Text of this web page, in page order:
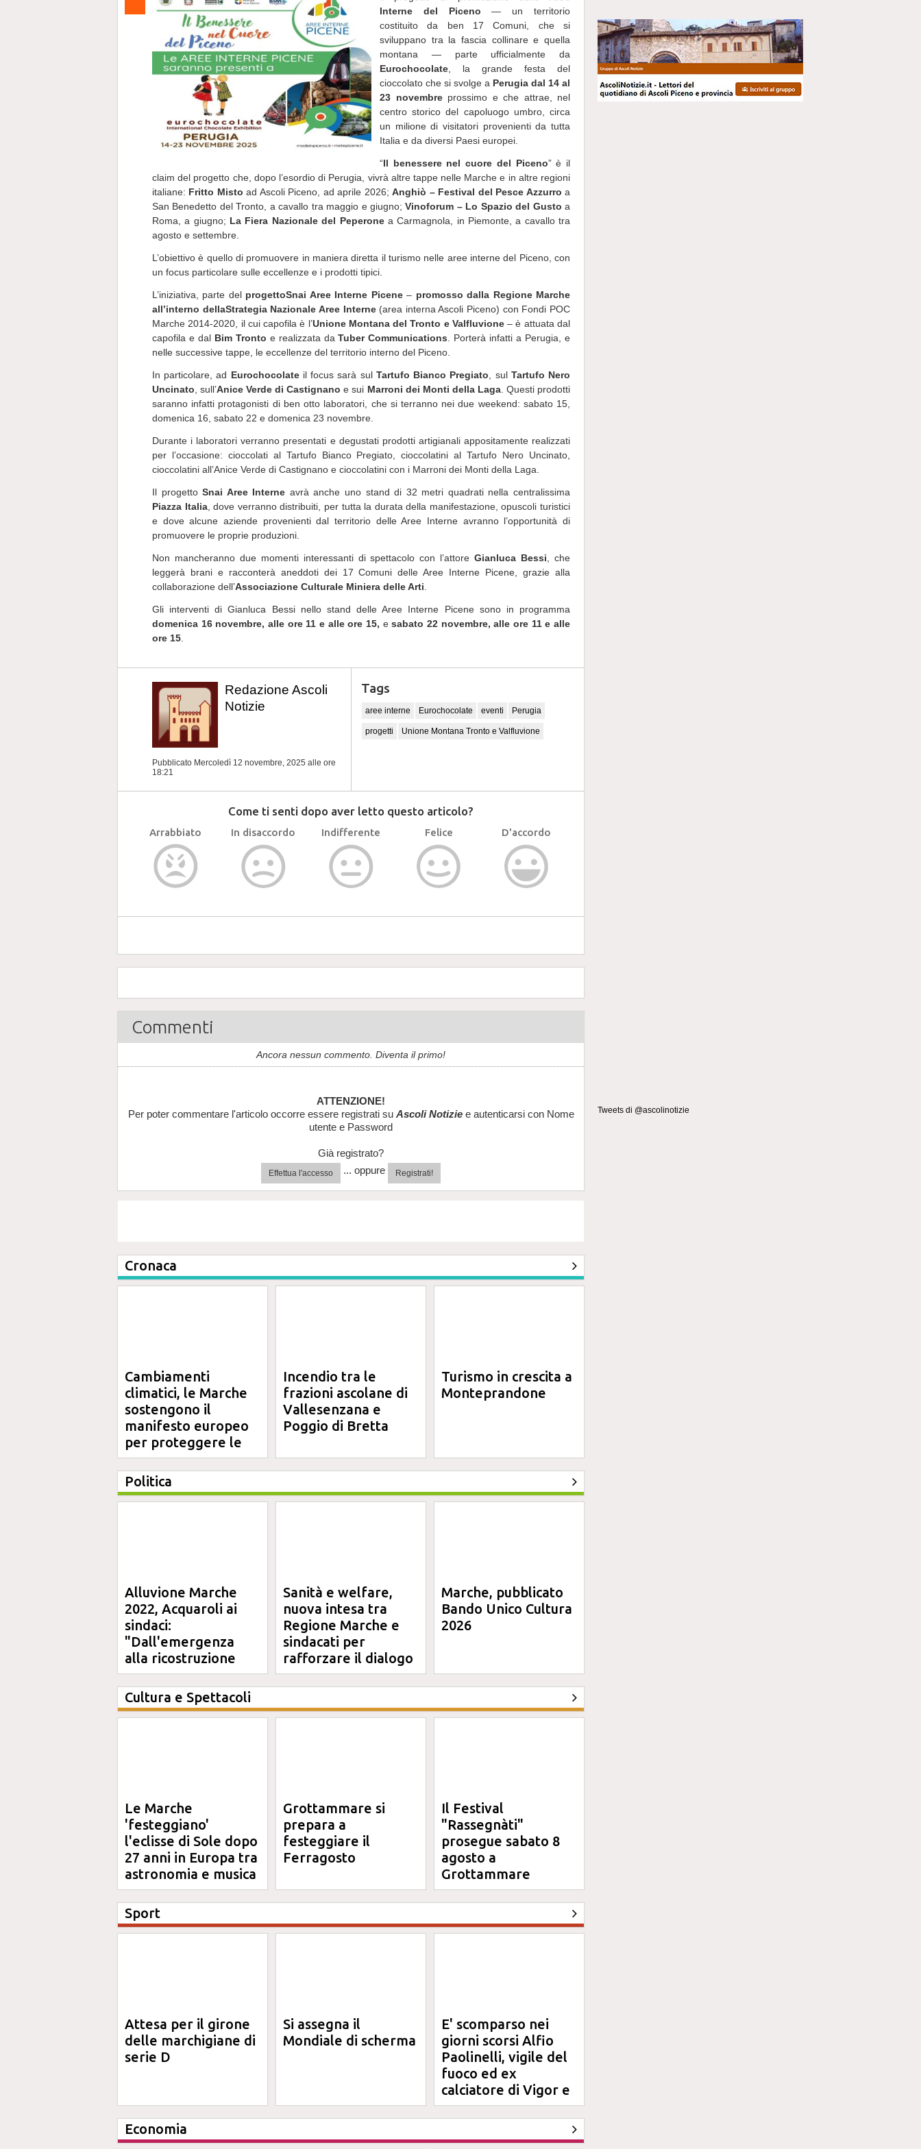
Interne del Piceno — un territorio
costituito da ben 17 Comuni, che si
sviluppano tra la fascia collinare e quella
montana — parte ufficialmente da
Eurochocolate , la grande festa del
cioccolato che si svolge a Perugia dal 14 al
23 novembreprossimo e che attrae, nel
centro storico del capoluogo umbro, circa
un milione di visitatori provenienti da tutta
Italia e da diversi Paesi europei.
“Il benessere nel cuore del Piceno” è il
claim del progetto che, dopo l’esordio di Perugia, vivrà altre tappe nelle Marche e in altre regioni
italiane: Fritto Misto ad Ascoli Piceno, ad aprile 2026;Anghiò – Festival del Pesce Azzurro a
San Benedetto del Tronto, a cavallo tra maggio e giugno;Vinoforum – Lo Spazio del Gusto a
Roma, a giugno; La Fiera Nazionale del Peperonea Carmagnola, in Piemonte, a cavallo tra
agosto e settembre.
L’obiettivo è quello di promuovere in maniera diretta il turismo nelle aree interne del Piceno, con
un focus particolare sulle eccellenze e i prodotti tipici.
L’iniziativa, parte del progettoSnai Aree Interne Picene– promosso dalla Regione Marche
all’interno dellaStrategia Nazionale Aree Interne(area interna Ascoli Piceno) con Fondi POC
Marche 2014-2020, il cui capofila è l’Unione Montana del Tronto e Valfluvione– è attuata dal
capofila e dal Bim Tronto e realizzata daTuber Communications . Porterà infatti a Perugia, e
nelle successive tappe, le eccellenze del territorio interno del Piceno.
In particolare, ad Eurochocolateil focus sarà sul Tartufo Bianco Pregiato , sul Tartufo Nero
Uncinato , sull’Anice Verde di Castignano e sui Marroni dei Monti della Laga. Questi prodotti
saranno infatti protagonisti di ben otto laboratori, che si terranno nei due weekend: sabato 15,
domenica 16, sabato 22 e domenica 23 novembre.
Durante i laboratori verranno presentati e degustati prodotti artigianali appositamente realizzati
per l’occasione: cioccolati al Tartufo Bianco Pregiato, cioccolatini al Tartufo Nero Uncinato,
cioccolatini all’Anice Verde di Castignano e cioccolatini con i Marroni dei Monti della Laga.
Il progettoSnai Aree Interne avrà anche uno stand di 32 metri quadrati nella centralissima
Piazza Italia, dove verranno distribuiti, per tutta la durata della manifestazione, opuscoli turistici
e dove alcune aziende provenienti dal territorio delle Aree Interne avranno l’opportunità di
promuovere le proprie produzioni.
Non mancheranno due momenti interessanti di spettacolo con l’attoreGianluca Bessi , che
leggerà brani e racconterà aneddoti dei 17 Comuni delle Aree Interne Picene, grazie alla
collaborazione dell’Associazione Culturale Miniera delle Arti
Gli interventi di Gianluca Bessi nello stand delle Aree Interne Picene sono in programma
domenica 16 novembre, alle ore 11 e alle ore 15, esabato 22 novembre, alle ore 11 e alle
ore 15
Redazione Ascoli
Notizie
Pubblicato Mercoledì 12 novembre, 2025 alle ore
18:21
Tags
aree interne Eurochocolate eventi Perugia
progetti Unione Montana Tronto e Valfluvione
Come ti senti dopo aver letto questo articolo?
Arrabbiato In disaccordo Indifferente Felice D'accordo
Commenti
Ancora nessun commento. Diventa il primo!
ATTENZIONE!
Per poter commentare l'articolo occorre essere registrati su Ascoli Notiziee autenticarsi con Nome
utente e Password
Già registrato?
Effettua l'accesso ... oppure Registrati!
Cronaca
Cambiamenti
climatici, le Marche
sostengono il
manifesto europeo
per proteggere le
aree costiere
Incendio tra le
frazioni ascolane di
Vallesenzana e
Poggio di Bretta
Turismo in crescita a
Monteprandone
Politica
Alluvione Marche
2022, Acquaroli ai
sindaci:
"Dall'emergenza
alla ricostruzione
definitiva"
Sanità e welfare,
nuova intesa tra
Regione Marche e
sindacati per
rafforzare il dialogo
Marche, pubblicato
Bando Unico Cultura
2026
Cultura e Spettacoli
Le Marche
'festeggiano'
l'eclisse di Sole dopo
27 anni in Europa tra
astronomia e musica
Grottammare si
prepara a
festeggiare il
Ferragosto
Il Festival
"Rassegnàti"
prosegue sabato 8
agosto a
Grottammare
Sport
Attesa per il girone
delle marchigiane di
serie D
Si assegna il
Mondiale di scherma
E' scomparso nei
giorni scorsi Alfio
Paolinelli, vigile del
fuoco ed ex
calciatore di Vigor e
Jesina
Economia
Tweets di @ascolinotizie